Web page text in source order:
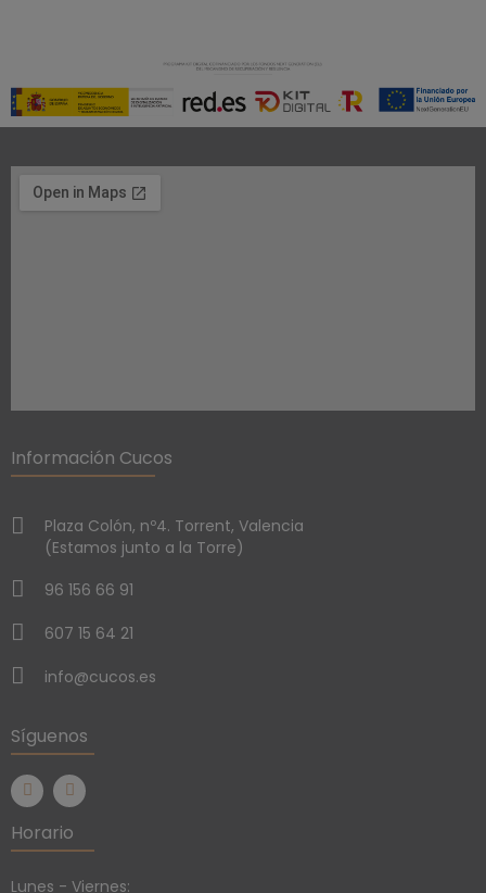
Información Cucos
Plaza Colón, nº4. Torrent, Valencia
(Estamos junto a la Torre)
96 156 66 91
607 15 64 21
info@cucos.es
Síguenos
Horario
Lunes - Viernes: